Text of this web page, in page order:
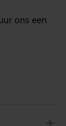
ons een